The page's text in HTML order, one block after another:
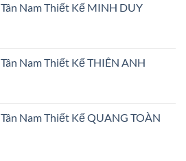
là:
Nam Thiết Kế MINH DUY
Nam Thiết Kế THIÊN ANH
Nam Thiết Kế QUANG TOÀN